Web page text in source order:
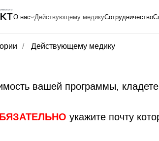
О нас Действующему медикуСотрудничество
/ Действующему медику
вашей программы,
укажите почту